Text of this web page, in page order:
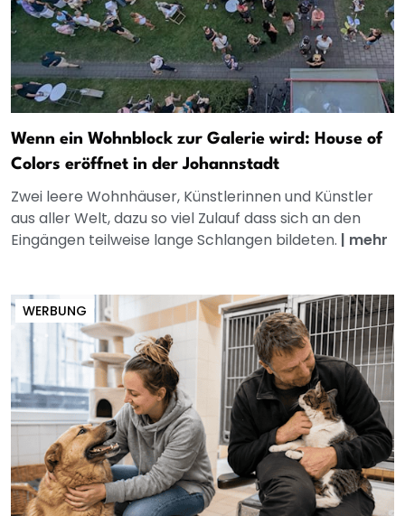
Wenn ein Wohnblock zur Galerie wird: House of
Colors eröffnet in der Johannstadt
Zwei leere Wohnhäuser, Künstlerinnen und Künstler
aus aller Welt, dazu so viel Zulauf dass sich an den
Eingängen teilweise lange Schlangen bildeten. | mehr
WERBUNG